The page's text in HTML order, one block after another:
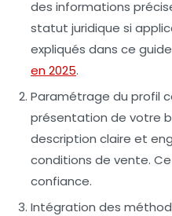
des informations
statut juridique si
expliqués dans ce guide
en 2025.
Paramétrage du profil
présentation de votre
description claire et
conditions de vente.
confiance.
Intégration des